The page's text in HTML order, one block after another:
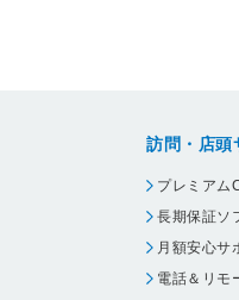
訪問・店頭
プレミアム
長期保証ソ
月額安心サ
電話＆リモ